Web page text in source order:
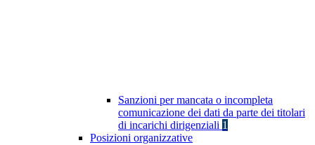
Sanzioni per mancata o incompleta
comunicazione dei dati da parte dei titolari
di incarichi dirigenziali 1
Posizioni organizzative